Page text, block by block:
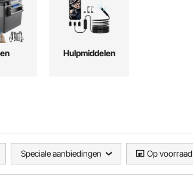
Hulpmiddelen
Speciale aanbiedingen Op voorraad